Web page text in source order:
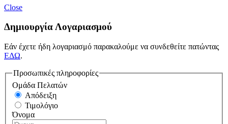
Close
Δημιουργία Λογαριασμού
Εάν έχετε ήδη λογαριασμό παρακαλούμε να συνδεθείτε πατώντας
ΕΔΩ.
Προσωπικές πληροφορίες
Ομάδα Πελατών
Απόδειξη
Τιμολόγιο
Όνομα